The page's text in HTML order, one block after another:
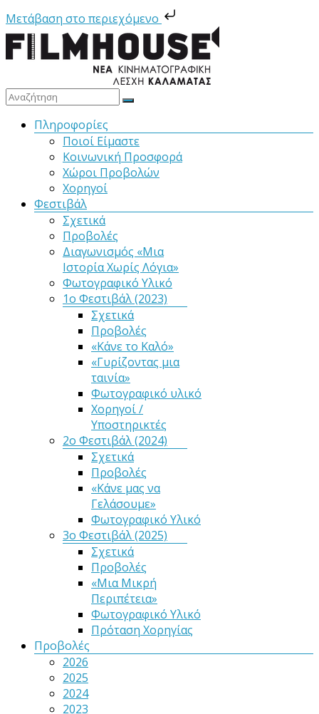
Μετάβαση στο περιεχόμενο
Μετάβαση
στο
περιεχόμενο
Filmhouse
Κινηματογραφική
Καλαμάτας
ΜενούΠληροφορίες
Ποιοί Είμαστε
Κοινωνική Προσφορά
Χώροι Προβολών
Χορηγοί
Φεστιβάλ
Σχετικά
Προβολές
Διαγωνισμός «Μια
Ιστορία Χωρίς Λόγια»
Φωτογραφικό Υλικό
1ο Φεστιβάλ (2023)
Σχετικά
Προβολές
«Κάνε το Καλό»
«Γυρίζοντας μια
ταινία»
Φωτογραφικό υλικό
Χορηγοί /
Υποστηρικτές
2ο Φεστιβάλ (2024)
Σχετικά
Προβολές
«Κάνε μας να
Γελάσουμε»
Φωτογραφικό Υλικό
3ο Φεστιβάλ (2025)
Σχετικά
Προβολές
«Μια Μικρή
Περιπέτεια»
Φωτογραφικό Υλικό
Πρόταση Χορηγίας
Προβολές
2026
2025
2024
2023